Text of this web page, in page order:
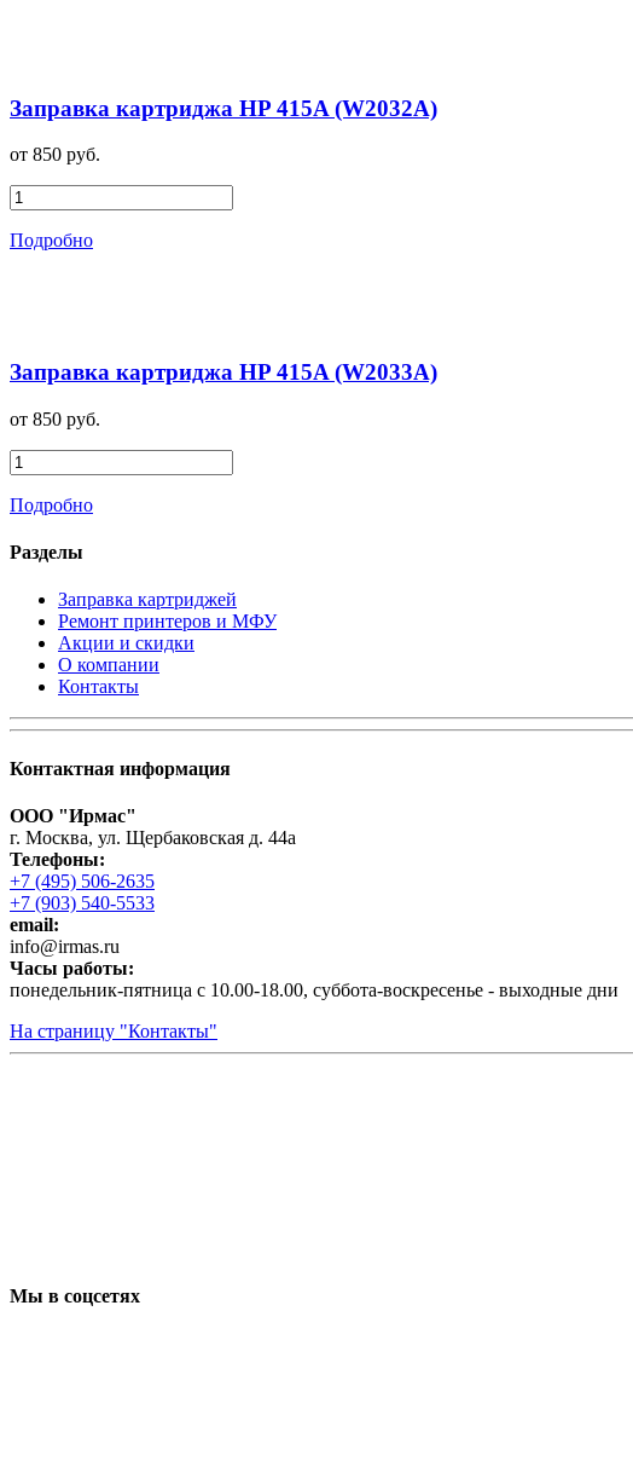
Заправка картриджа HP 415A (W2032A)
от 850 руб.
Подробно
Заправка картриджа HP 415A (W2033A)
от 850 руб.
Подробно
Разделы
Заправка картриджей
Ремонт принтеров и МФУ
Акции и скидки
О компании
Контакты
Контактная информация
ООО "Ирмас"
г. Москва, ул. Щербаковская д. 44а
Телефоны:
+7 (495) 506-2635
+7 (903) 540-5533
email:
infо@irmas.ru
Часы работы:
понедельник-пятница с 10.00-18.00, суббота-воскресенье - выходные дни
На страницу "Контакты"
Мы в соцсетях